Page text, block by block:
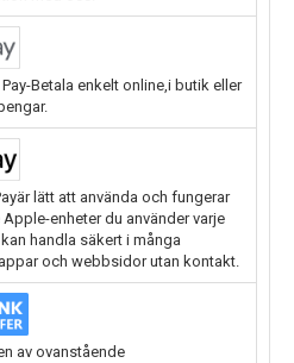
Betala enkelt online,i butik eller
lätt att använda och fungerar
enheter du använder varje
handla säkert i många
och webbsidor utan kontakt.
av ovanstående